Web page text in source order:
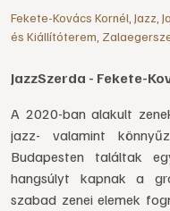
Fekete-Kovács Kornél Jazz
és Kiállítóterem
JazzSzerda - Fekete-
A 2020-ban alakult
jazz- valamint
Budapesten találtak
hangsúlyt kapnak a
szabad zenei elemek